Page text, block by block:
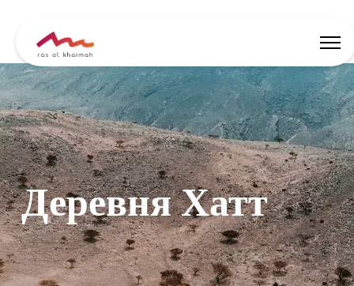
Скидки
Вдохновись
Где остановиться
Чем заняться
Спланируй тур
Деревня Хатт